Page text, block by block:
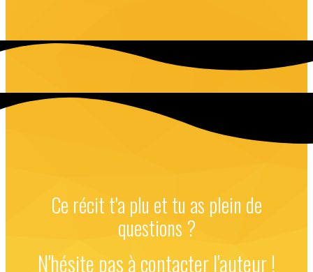
Ce récit t'a plu et tu as plein de
questions ?
N'hésite pas à contacter l'auteur !